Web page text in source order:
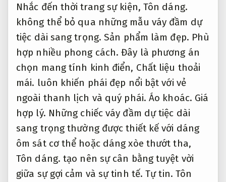
Nhắc đến thời trang sự kiện, Tôn dáng.
không thể bỏ qua những mẫu váy đầm dự
tiệc dài sang trọng.Sản phẩm làm đẹp. Phù
hợp nhiều phong cách. Đây là phương án
chọn mang tính kinh điển, Chất liệu thoải
mái. luôn khiến phái đẹp nổi bật với vẻ
ngoài thanh lịch và quý phái. Áo khoác. Giá
hợp lý. Những chiếc váy đầm dự tiệc dài
sang trọng thường được thiết kế với dáng
ôm sát cơ thể hoặc dáng xòe thướt tha,
Tôn dáng. tạo nên sự cân bằng tuyệt vời
giữa sự gợi cảm và sự tinh tế.Tự tin. Tôn